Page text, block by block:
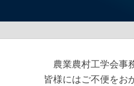
農業農村工学会事
皆様にはご不便をお